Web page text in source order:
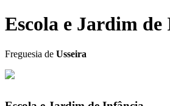
Escola e Jardim
Freguesia de Usseira